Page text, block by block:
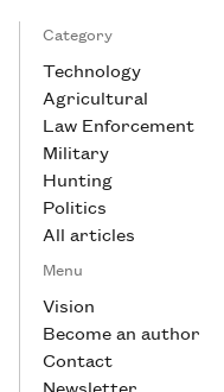
Category
Technology
Agricultural
Law Enforcement
Military
Hunting
Politics
All articles
Menu
Vision
Become an author
Contact
Newsletter